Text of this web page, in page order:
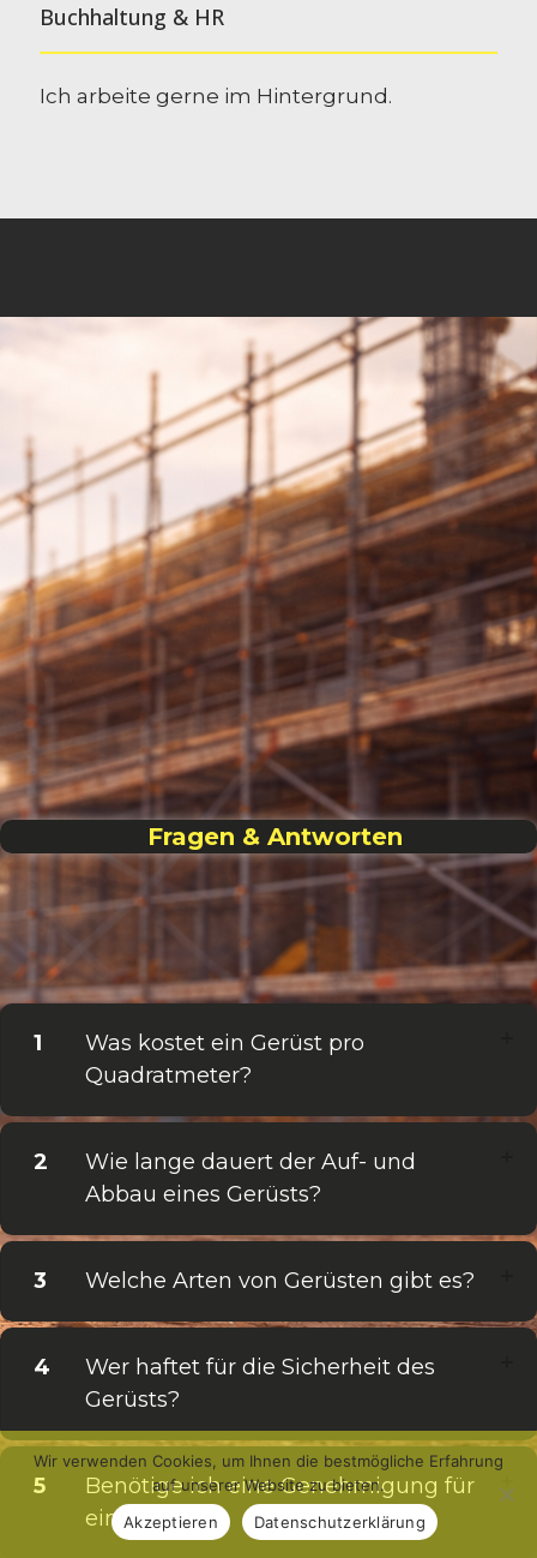
Buchhaltung & HR
Ich arbeite gerne im Hintergrund.
Fragen & Antworten
1
Was kostet ein Gerüst pro
Quadratmeter?
2
Wie lange dauert der Auf- und
Abbau eines Gerüsts?
3 Welche Arten von Gerüsten gibt es?
4
Wer haftet für die Sicherheit des
Gerüsts?
5
Benötige ich eine Genehmigung für
ein Gerüst?
Wir verwenden Cookies, um Ihnen die bestmögliche Erfahrung
auf unserer Website zu bieten.
Akzeptieren
Datenschutzerklärung